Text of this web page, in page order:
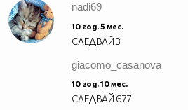
nadi69
10 год. 5 мес.
СЛЕДВАЙ3
giacomo_casanova
10 год. 10 мес.
СЛЕДВАЙ 677